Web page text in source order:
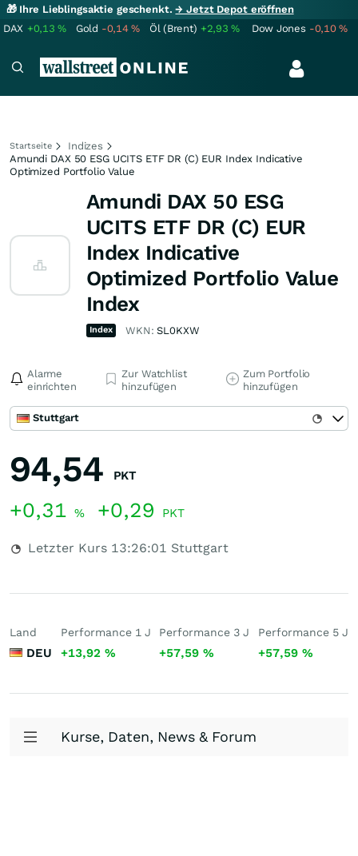
🎁 Ihre Lieblingsaktie geschenkt.→ Jetzt Depot eröffnen
DAX +0,13% Gold -0,14% Öl (Brent) +2,93% Dow Jones -0,10%
Startseite
Indizes
Amundi DAX 50 ESG UCITS ETF DR (C) EUR Index Indicative
Optimized Portfolio Value
Amundi DAX 50 ESG
UCITS ETF DR (C) EUR
Index Indicative
Optimized Portfolio Value
Index
Index WKN:SL0KXW
Alarme
einrichten
Zur Watchlist
hinzufügen
Zum Portfolio
hinzufügen
Stuttgart
94,54 PKT
+0,31 % +0,29 PKT
Letzter Kurs 13:26:01 Stuttgart
Land
DEU
Performance 1 J
+13,92 %
Performance 3 J
+57,59%
Performance 5 J
+57,59 %
Kurse, Daten, News & Forum